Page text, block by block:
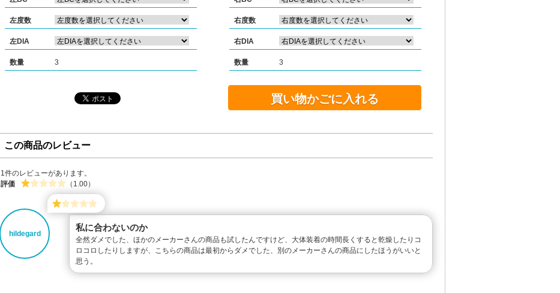
左度数
左DIA
数量 3
右度数
右DIA
数量 3
買い物かごに入れる
この商品のレビュー
1件のレビューがあります。
評価
（1.00）
hildegard
私に合わないのか
全然ダメでした、ほかのメーカーさんの商品も試したんですけど、大体装着の時間長くすると乾燥したりコ
ロコロしたりしますが、こちらの商品は最初からダメでした、別のメーカーさんの商品にしたほうがいいと
思う。